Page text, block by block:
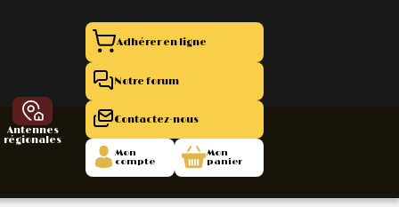
Antennes
régionales
Adhérer en ligne
Notre forum
Contactez-nous
Mon
compte
Mon
panier